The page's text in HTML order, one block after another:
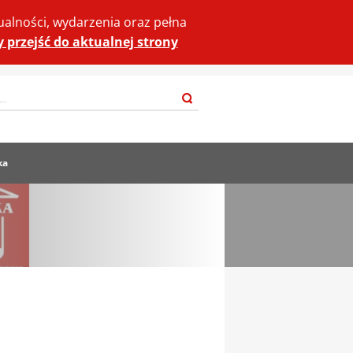
wydarzenia oraz pełna
do aktualnej strony